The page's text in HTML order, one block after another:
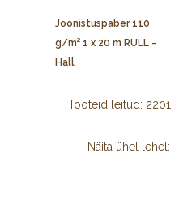
Joonistuspaber 110
g/m² 1 x 20 m RULL -
Hall
Tooteid leitud: 2201
Näita ühel lehel: